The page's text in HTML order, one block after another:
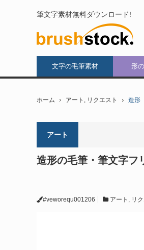
筆文字素材無料ダウンロード!
文字の毛筆素材 形
ホーム アート , リクエスト 造形
アート
造形の毛筆・筆文字フ
#veworequ001206 アート , リ